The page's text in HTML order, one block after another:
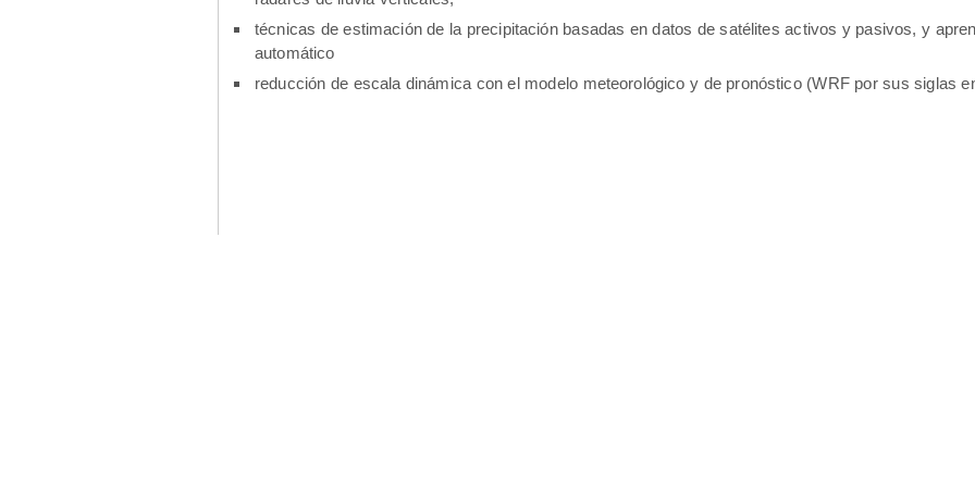
técnicas de estimación de la precipitación basadas en datos de satélites activos y pasivos, y
automático
reducción de escala dinámica con el modelo meteorológico y de pronóstico (WRF por sus siglas